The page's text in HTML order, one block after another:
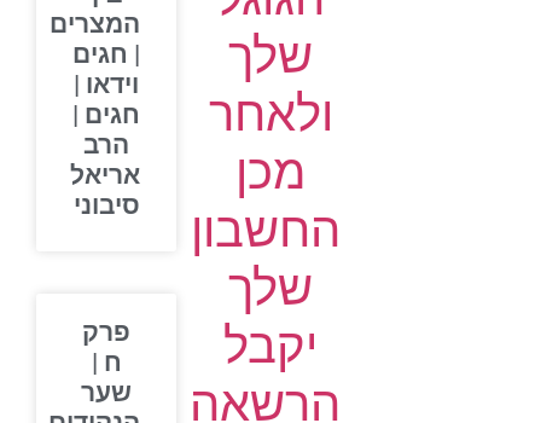
שלך
ולאחר
מכן
החשבון
שלך
יקבל
הרשאה
המצרים
| חגים
וידאו |
חגים |
הרב
אריאל
סיבוני
פרק
ח |
שער